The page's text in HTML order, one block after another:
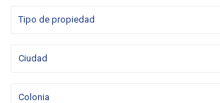
Tipo de propiedad
Ciudad
Colonia